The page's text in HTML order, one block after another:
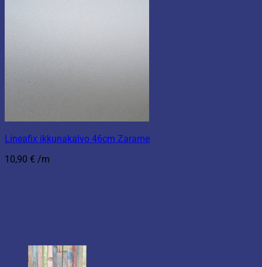
Lineafix ikkunakalvo 46cm Zarame
10,90 € /m